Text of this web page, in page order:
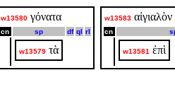
w13580 γόνατα
cn sp df ql rl
w13579 τὰ
w13583 αἰγιαλὸν
cn
w13581 ἐπὶ